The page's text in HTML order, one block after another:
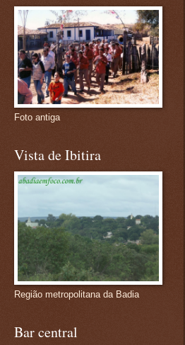
Foto antiga
Vista de Ibitira
Região metropolitana da Badia
Bar central